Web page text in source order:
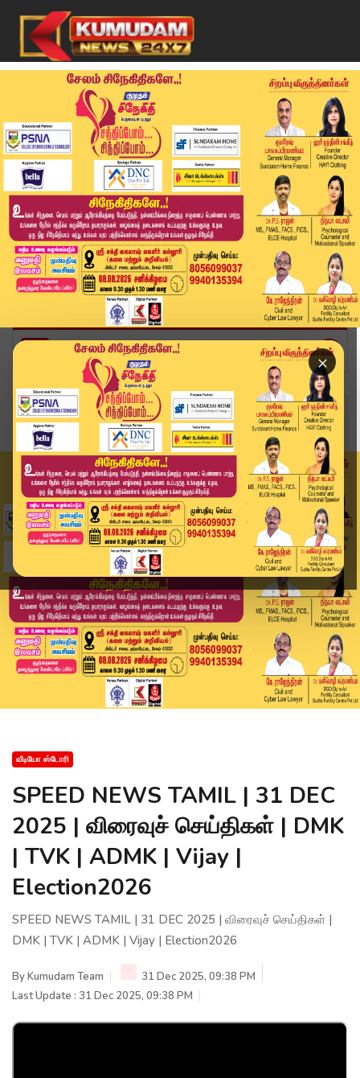
×
Home
வீடியோ ஸ்டோரி
SPEED NEWS TAMIL | 31 DEC 2025 | விரைவுச் செய்த...
வீடியோ ஸ்டோரி
SPEED NEWS TAMIL | 31 DEC
2025 | விரைவுச் செய்திகள் | DMK
| TVK | ADMK | Vijay |
Election2026
SPEED NEWS TAMIL | 31 DEC 2025 | விரைவுச் செய்திகள் |
DMK | TVK | ADMK | Vijay | Election2026
ByKumudam Team
31 Dec 2025, 09:38 PM
Last Update : 31 Dec 2025, 09:38 PM